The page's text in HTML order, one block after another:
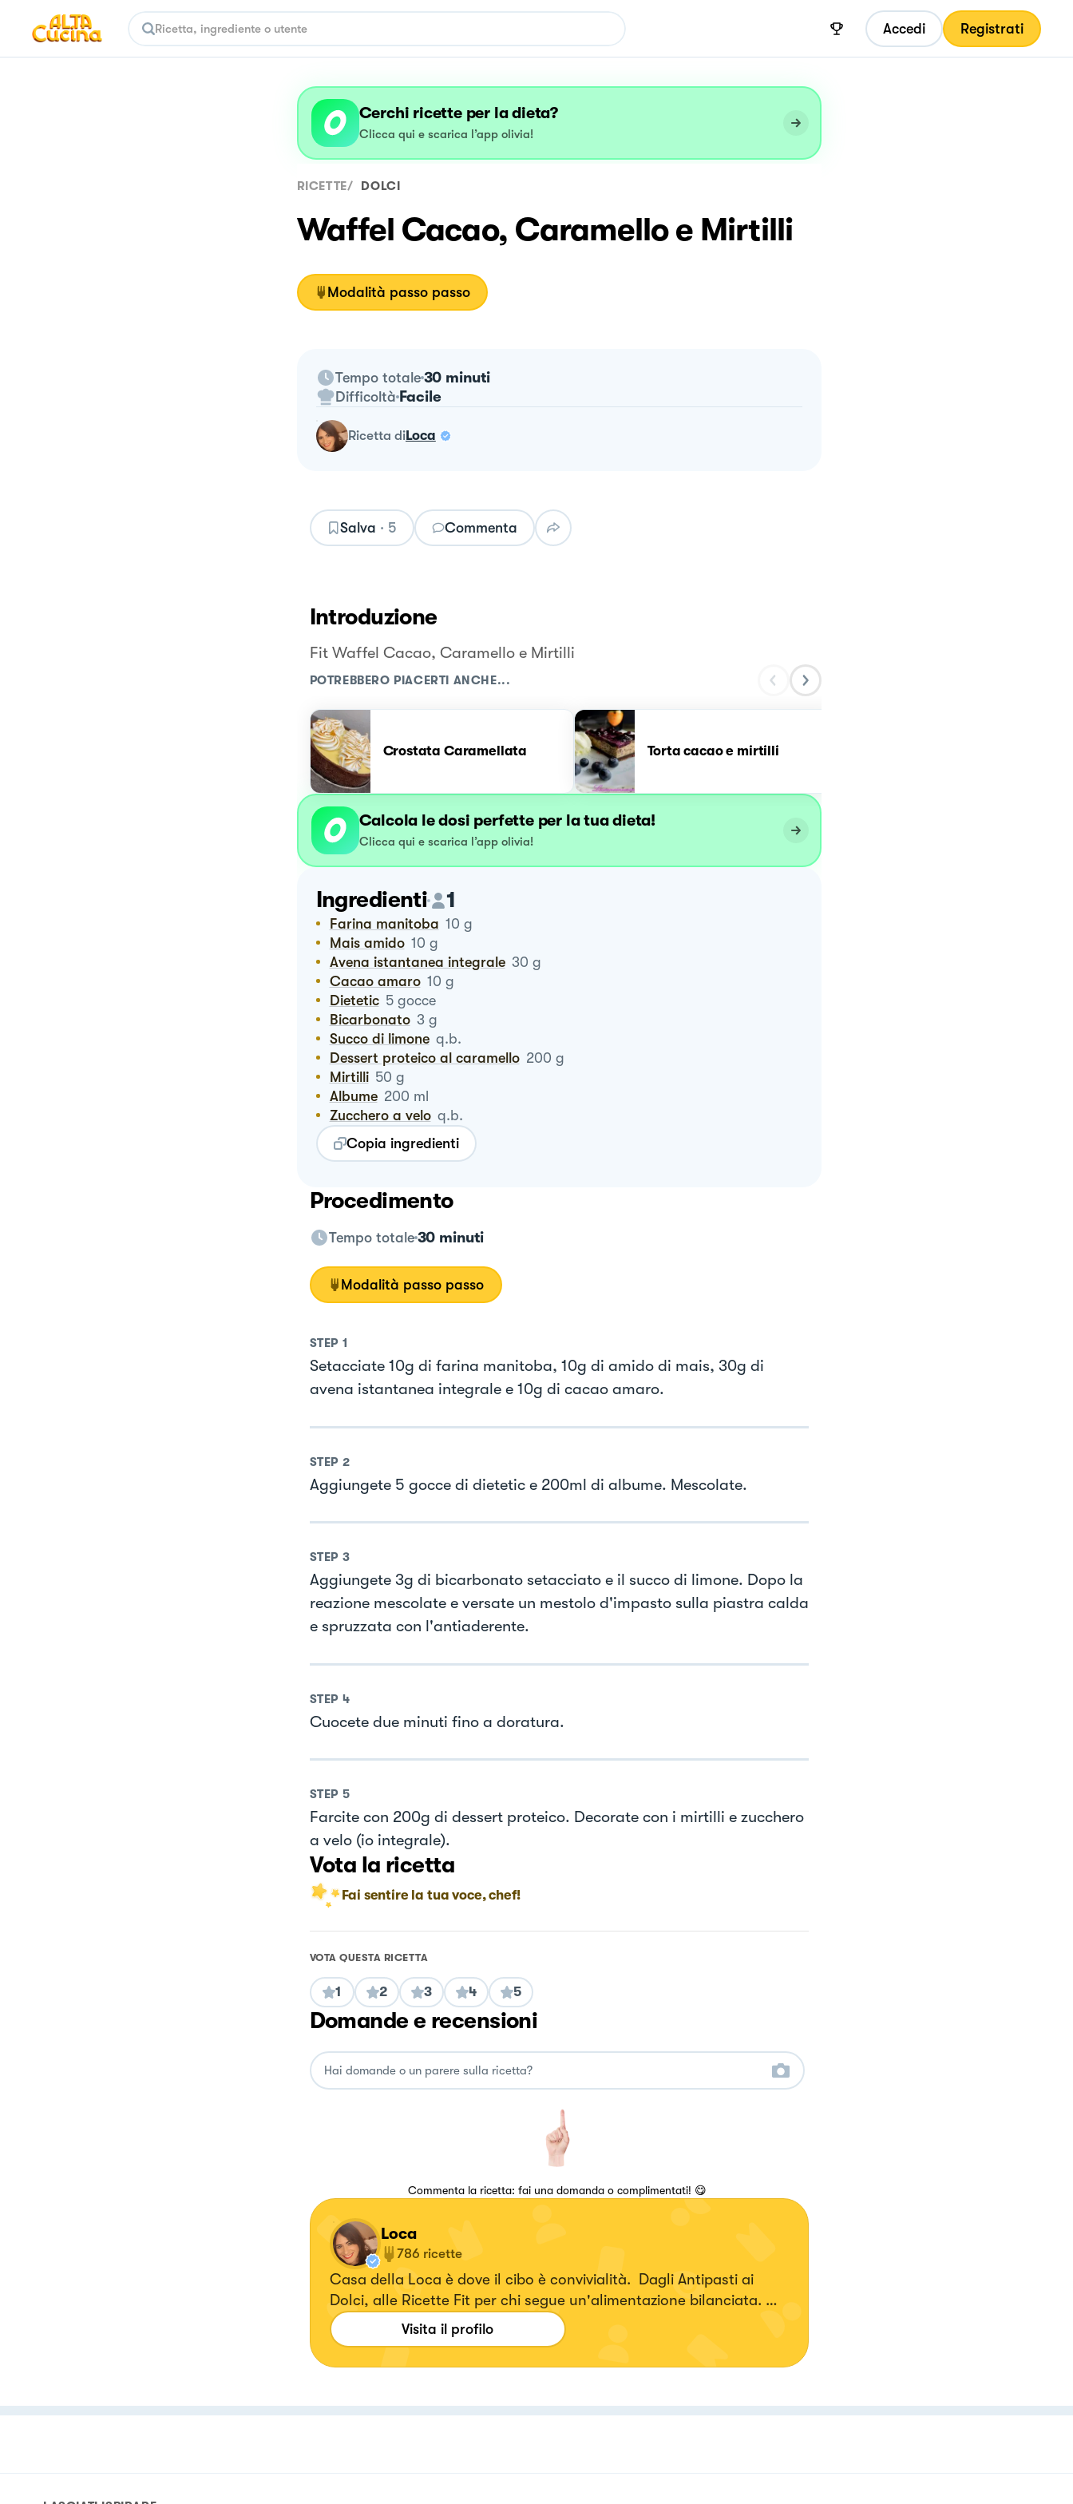
Accedi Registrati
Cerchi ricette per la dieta?
Clicca qui e scarica l’app olivia!
RICETTE/ DOLCI
Waffel Cacao, Caramello e Mirtilli
Modalità passo passo
Tempo totale 30 minuti
Difficoltà Facile
ricetta diLoca
Salva · 5 Commenta
Introduzione
Fit Waffel Cacao, Caramello e Mirtilli
POTREBBERO PIACERTI ANCHE...
Crostata Caramellata Torta cacao e mirtilli
Calcola le dosi perfette per la tua dieta!
Clicca qui e scarica l’app olivia!
Ingredienti 1
Farina manitoba 10 g
Mais amido 10 g
Avena istantanea integrale 30 g
Cacao amaro 10 g
Dietetic 5 gocce
Bicarbonato 3 g
Succo di limone q.b.
Dessert proteico al caramello 200 g
Mirtilli 50 g
Albume 200 ml
Zucchero a velo q.b.
Copia ingredienti
Procedimento
Tempo totale 30 minuti
Modalità passo passo
STEP 1
Setacciate 10g di farina manitoba, 10g di amido di mais, 30g di
avena istantanea integrale e 10g di cacao amaro.
STEP 2
Aggiungete 5 gocce di dietetic e 200ml di albume. Mescolate.
STEP 3
Aggiungete 3g di bicarbonato setacciato e il succo di limone. Dopo la
reazione mescolate e versate un mestolo d'impasto sulla piastra calda
e spruzzata con l'antiaderente.
STEP 4
Cuocete due minuti fino a doratura.
STEP 5
Farcite con 200g di dessert proteico. Decorate con i mirtilli e zucchero
a velo (io integrale).
Vota la ricetta
Fai sentire la tua voce, chef!
VOTA QUESTA RICETTA
1 2 3 4 5
Domande e recensioni
Commenta la ricetta: fai una domanda o complimentati! 😋
Loca
786 ricette
Casa della Loca è dove il cibo è convivialità. Dagli Antipasti ai
Dolci, alle Ricette Fit per chi segue un'alimentazione bilanciata.
Cuoca a domicilio.Visita il profilo